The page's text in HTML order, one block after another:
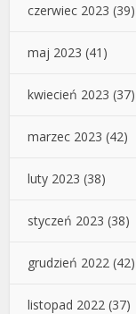
czerwiec 2023 (39)
maj 2023 (41)
kwiecień 2023 (37)
marzec 2023 (42)
luty 2023 (38)
styczeń 2023 (38)
grudzień 2022 (42)
listopad 2022 (37)